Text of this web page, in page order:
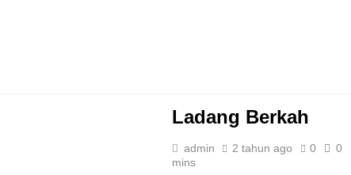
Ladang Berkah
admin 2 tahun ago 0
0
mins